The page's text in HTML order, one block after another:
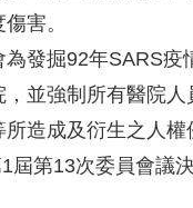
害。
為發掘92年SARS疫
，並強制所有醫院人
造成及衍生之人權
屆第13次委員會議